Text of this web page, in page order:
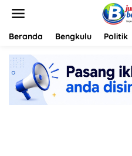
Beranda Bengkulu Politik